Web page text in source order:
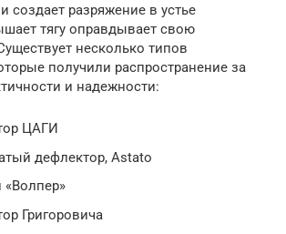
создает разряжение в устье
тягу оправдывает свою
несколько типов
получили распространение за
и надежности:
ЦАГИ
дефлектор, Astato
«Волпер»
Григоровича